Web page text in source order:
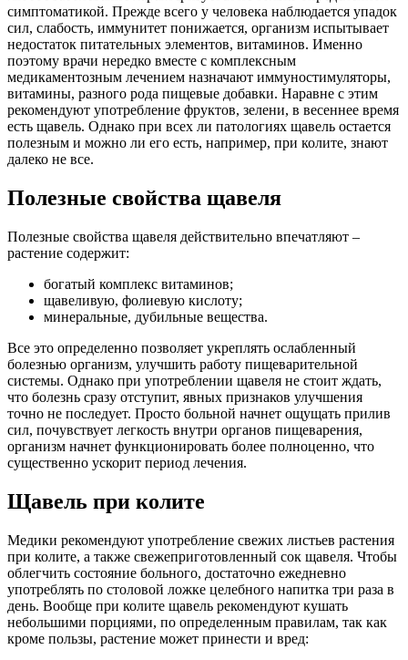
симптоматикой. Прежде всего у человека наблюдается упадок
сил, слабость, иммунитет понижается, организм испытывает
недостаток питательных элементов, витаминов. Именно
поэтому врачи нередко вместе с комплексным
медикаментозным лечением назначают иммуностимуляторы,
витамины, разного рода пищевые добавки. Наравне с этим
рекомендуют употребление фруктов, зелени, в весеннее время
есть щавель. Однако при всех ли патологиях щавель остается
полезным и можно ли его есть, например, при колите, знают
далеко не все.
Полезные свойства щавеля
Полезные свойства щавеля действительно впечатляют –
растение содержит:
богатый комплекс витаминов;
щавеливую, фолиевую кислоту;
минеральные, дубильные вещества.
Все это определенно позволяет укреплять ослабленный
болезнью организм, улучшить работу пищеварительной
системы. Однако при употреблении щавеля не стоит ждать,
что болезнь сразу отступит, явных признаков улучшения
точно не последует. Просто больной начнет ощущать прилив
сил, почувствует легкость внутри органов пищеварения,
организм начнет функционировать более полноценно, что
существенно ускорит период лечения.
Щавель при колите
Медики рекомендуют употребление свежих листьев растения
при колите, а также свежеприготовленный сок щавеля. Чтобы
облегчить состояние больного, достаточно ежедневно
употреблять по столовой ложке целебного напитка три раза в
день. Вообще при колите щавель рекомендуют кушать
небольшими порциями, по определенным правилам, так как
кроме пользы, растение может принести и вред: